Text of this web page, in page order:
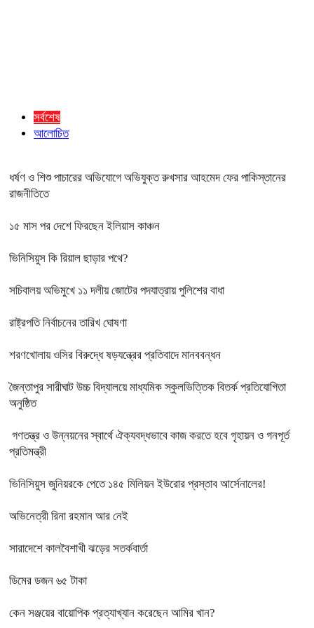
সর্বশেষ
আলোচিত
ধর্ষণ ও শিশু পাচারের অভিযোগে অভিযুক্ত রুখসার আহমেদ ফের পাকিস্তানের
রাজনীতিতে
১৫ মাস পর দেশে ফিরছেন ইলিয়াস কাঞ্চন
ভিনিসিয়ুস কি রিয়াল ছাড়ার পথে?
সচিবালয় অভিমুখে ১১ দলীয় জোটের পদযাত্রায় পুলিশের বাধা
রাষ্ট্রপতি নির্বাচনের তারিখ ঘোষণা
শরণখোলায় ওসির বিরুদ্ধে ষড়যন্ত্রের প্রতিবাদে মানববন্ধন
জৈন্তাপুর সারীঘাট উচ্চ বিদ্যালয়ে মাধ্যমিক স্কুলভিত্তিক বিতর্ক প্রতিযোগিতা
অনুষ্ঠিত
গণতন্ত্র ও উন্নয়নের স্বার্থে ঐক্যবদ্ধভাবে কাজ করতে হবে গৃহায়ন ও গনপূর্ত
প্রতিমন্ত্রী
ভিনিসিয়ুস জুনিয়রকে পেতে ১৪৫ মিলিয়ন ইউরোর প্রস্তাব আর্সেনালের!
অভিনেত্রী রিনা রহমান আর নেই
সারাদেশে কালবৈশাখী ঝড়ের সতর্কবার্তা
ডিমের ডজন ৬৫ টাকা
কেন সঞ্জয়ের বায়োপিক প্রত্যাখ্যান করেছেন আমির খান?